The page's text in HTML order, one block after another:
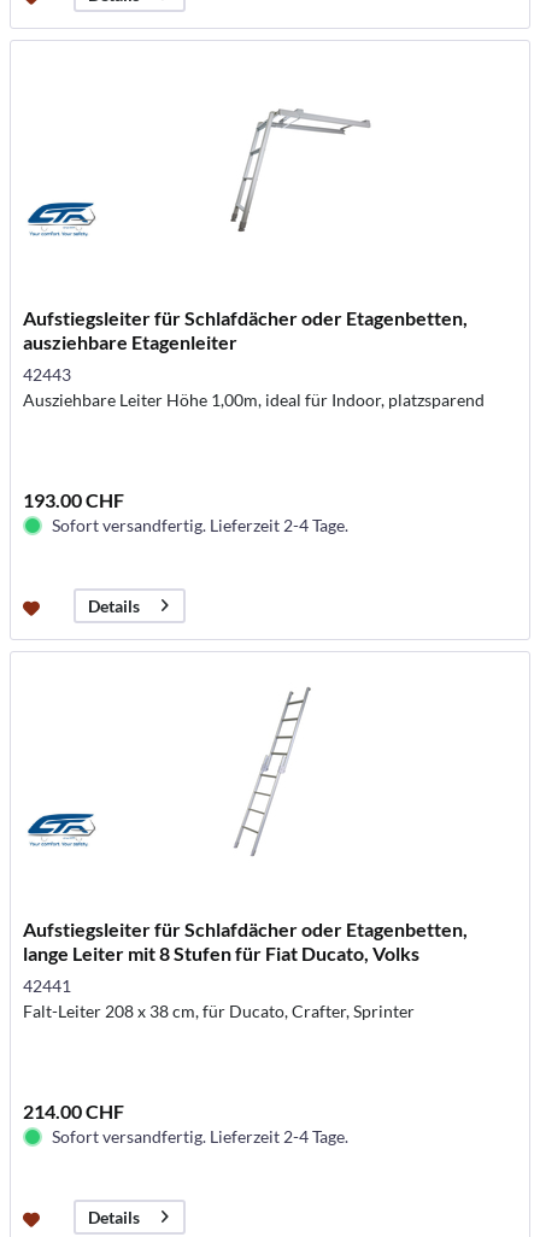
Aufstiegsleiter für Schlafdächer oder Etagenbetten,
ausziehbare Etagenleiter
42443
Ausziehbare Leiter Höhe 1,00m, ideal für Indoor, platzsparend
193.00 CHF
Sofort versandfertig. Lieferzeit 2-4 Tage.
Details
Aufstiegsleiter für Schlafdächer oder Etagenbetten,
lange Leiter mit 8 Stufen für Fiat Ducato, Volks
42441
Falt-Leiter 208 x 38 cm, für Ducato, Crafter, Sprinter
214.00 CHF
Sofort versandfertig. Lieferzeit 2-4 Tage.
Details